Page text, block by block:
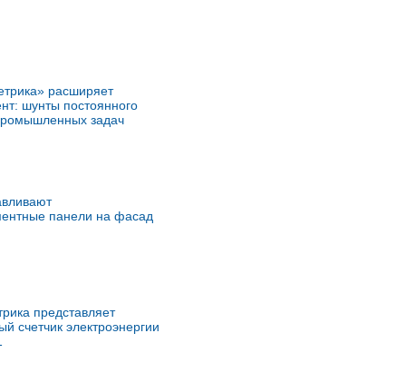
расширяет
шунты постоянного
задач
панели на фасад
представляет
счетчик электроэнергии